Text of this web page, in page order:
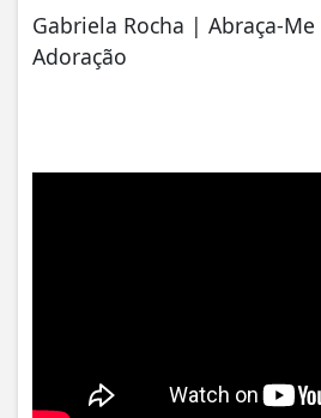
Gabriela Rocha | Abraça-
Adoração